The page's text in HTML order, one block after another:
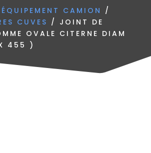
ÉQUIPEMENT CAMION /
CUVES / JOINT DE
OVALE CITERNE DIAM
455 )